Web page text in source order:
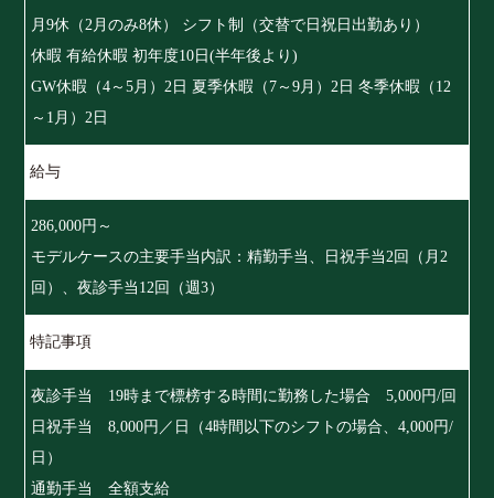
月9休（2月のみ8休） シフト制（交替で日祝日出勤あり）
休暇 有給休暇 初年度10日(半年後より)
GW休暇（4～5月）2日 夏季休暇（7～9月）2日 冬季休暇（12
～1月）2日
給与
286,000円～
モデルケースの主要手当内訳：精勤手当、日祝手当2回（月2
回）、夜診手当12回（週3）
特記事項
夜診手当 19時まで標榜する時間に勤務した場合 5,000円/回
日祝手当 8,000円／日（4時間以下のシフトの場合、4,000円/
日）
通勤手当 全額支給